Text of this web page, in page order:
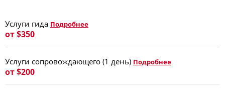
Услуги гида Подробнее
от $350
Услуги сопровождающего (1 день) Подробнее
от $200